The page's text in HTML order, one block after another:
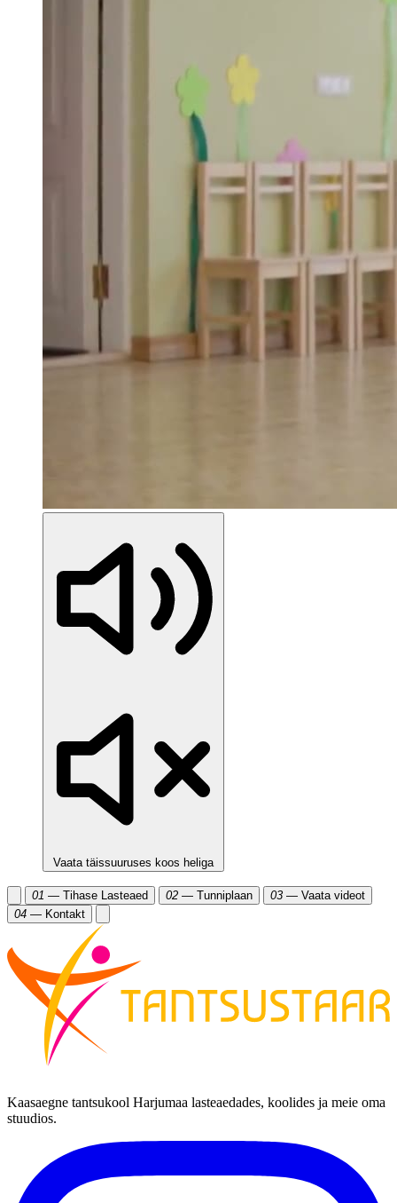
Vaata täissuuruses koos heliga
01 — Tihase Lasteaed 02 — Tunniplaan 03 — Vaata videot
04 — Kontakt
Kaasaegne tantsukool Harjumaa lasteaedades, koolides ja meie oma
stuudios.